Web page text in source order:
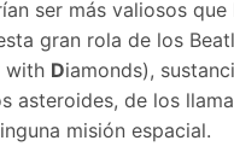
ser más valiosos
gran rola de los
with Diamonds),
asteroides, de los
misión espacial.